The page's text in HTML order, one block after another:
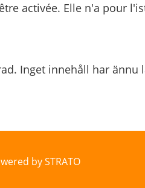
activée. Elle n'a pour
Inget innehåll har ännu
by STRATO